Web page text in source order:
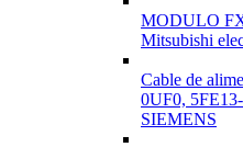
MODULO
Mitsubishi
Cable de
0UF0,
SIEMENS